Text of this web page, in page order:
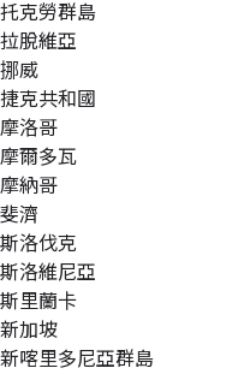
托克勞群島
拉脫維亞
挪威
捷克共和國
摩洛哥
摩爾多瓦
摩納哥
斐濟
斯洛伐克
斯洛維尼亞
斯里蘭卡
新加坡
新喀里多尼亞群島